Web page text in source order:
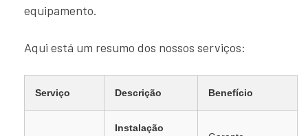
equipamento.
Aqui está um resumo dos nossos serviços:
Serviço Descrição Benefício
Instalação